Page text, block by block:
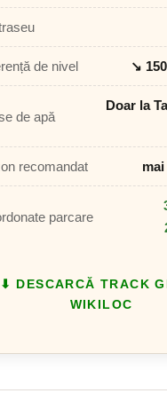
de nivel ↘
de apă
Doar la
recomandat
parcare
⬇ DESCARCĂ TRACK
WIKILOC